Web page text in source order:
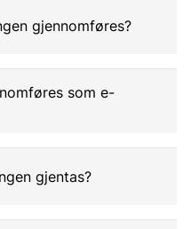
gjennomføres?
som e-
gjentas?